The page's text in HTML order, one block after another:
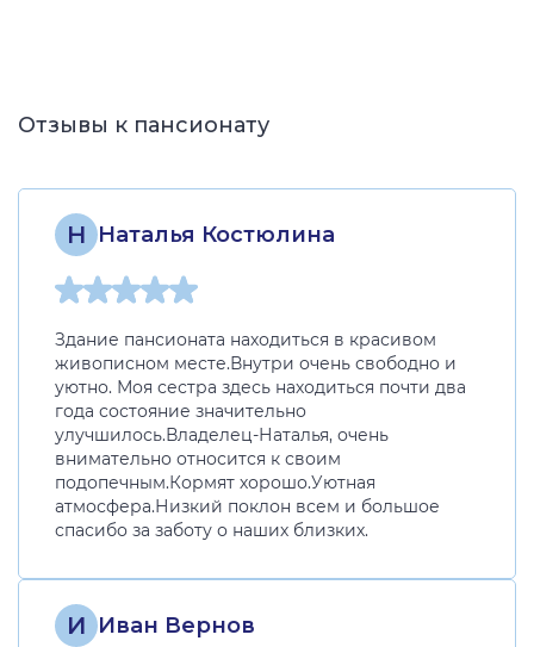
Отзывы к пансионату
Н Наталья Костюлина
Здание пансионата находиться в красивом
живописном месте.Внутри очень свободно и
уютно. Моя сестра здесь находиться почти два
года состояние значительно
улучшилось.Владелец-Наталья, очень
внимательно относится к своим
подопечным.Кормят хорошо.Уютная
атмосфера.Низкий поклон всем и большое
спасибо за заботу о наших близких.
И Иван Вернов